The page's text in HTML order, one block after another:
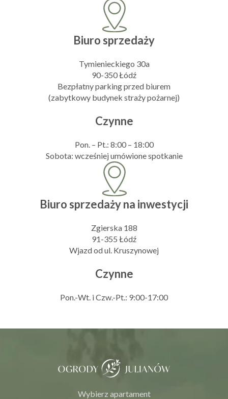
Biuro sprzedaży
Tymienieckiego 30a
90-350 Łódź
Bezpłatny parking przed biurem
(zabytkowy budynek straży pożarnej)
Czynne
Pon. – Pt.: 8:00 – 18:00
Sobota: wcześniej umówione spotkanie
Biuro sprzedaży na inwestycji
Zgierska 188
91-355 Łódź
Wjazd od ul. Kruszynowej
Czynne
Pon.-Wt. i Czw.-Pt.: 9:00-17:00
Wybierz apartament